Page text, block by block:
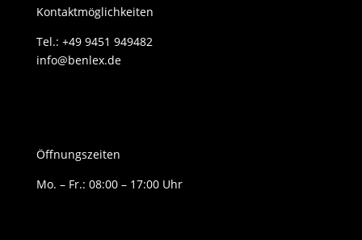
Kontaktmöglichkeiten
Tel.: +49 9451 949482
info@benlex.de
Öffnungszeiten
Mo. – Fr.: 08:00 – 17:00 Uhr